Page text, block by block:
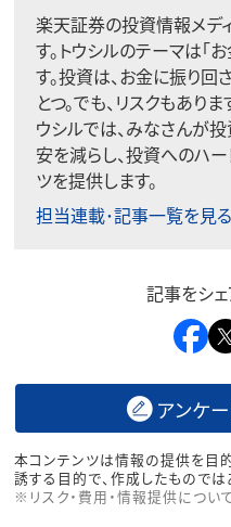
楽天証券の投資情報メデ
す。トウシルのテーマは「
す。投資は、お金に振り
とつ。でも、リスクもあり
ウシルでは、みなさんが
安を減らし、投資へのハ
ツを提供します。
担当連載･記事一覧を見
記事をシ
アンケ
本コンテンツは情報の提供を目
誘する目的で、作成したものでは
※リスク・費用・情報提供につい